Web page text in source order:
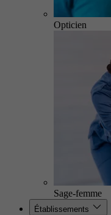
Opticien
Sage-femme
Établissements